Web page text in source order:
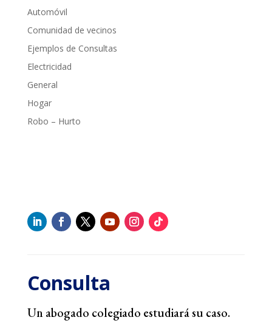
Automóvil
Comunidad de vecinos
Ejemplos de Consultas
Electricidad
General
Hogar
Robo – Hurto
Consulta
Un abogado colegiado estudiará su caso.